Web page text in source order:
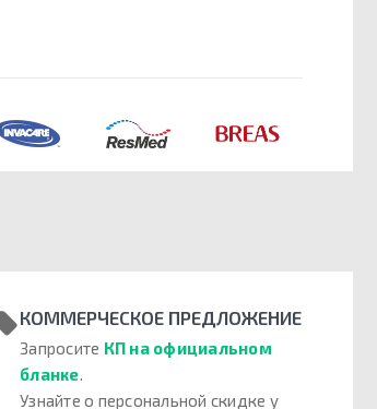
КОММЕРЧЕСКОЕ ПРЕДЛОЖЕНИЕ
Запросите КП на официальном
бланке.
Узнайте о персональной скидке у